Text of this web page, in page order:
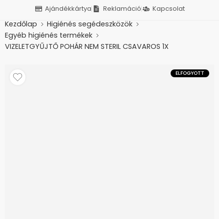
Ajándékkártya Reklamáció Kapcsolat
Kezdőlap
Higiénés segédeszközök
Egyéb higiénés termékek
VIZELETGYŰJTŐ POHÁR NEM STERIL CSAVAROS 1X
ELFOGYOTT